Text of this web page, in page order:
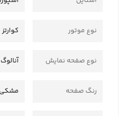
نوع موتور کوارتز
نوع صفحه نمایش آنالوگ
رنگ صفحه مشکی